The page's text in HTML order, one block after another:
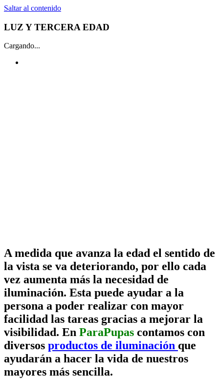
Saltar al contenido
LUZ Y TERCERA EDAD
Cargando...
A medida que avanza la edad el sentido de
la vista se va deteriorando, por ello cada
vez aumenta más la necesidad de
iluminación. Esta puede ayudar a la
persona a poder realizar con mayor
facilidad las tareas gracias a mejorar la
visibilidad. En ParaPupas contamos con
diversos productos de iluminación que
ayudarán a hacer la vida de nuestros
mayores más sencilla.